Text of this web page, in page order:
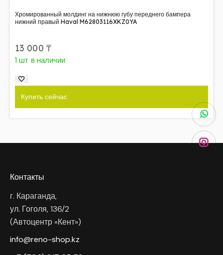
Хромированный молдинг на нижнюю губу переднего бампера
нижний правый Haval M62803116XKZ0YA
13 000 ₸
1 шт в наличии
Купить сейчас
Контакты
г. Караганда,
ул. Гоголя, 136/2
(Автоцентр «Кент»)
info@reno-shop.kz